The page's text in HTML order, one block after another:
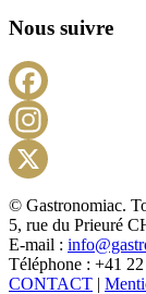
Nous suivre
© Gastronomiac.
5, rue du Prieuré
E-mail :
Téléphone : +41
CONTACT |